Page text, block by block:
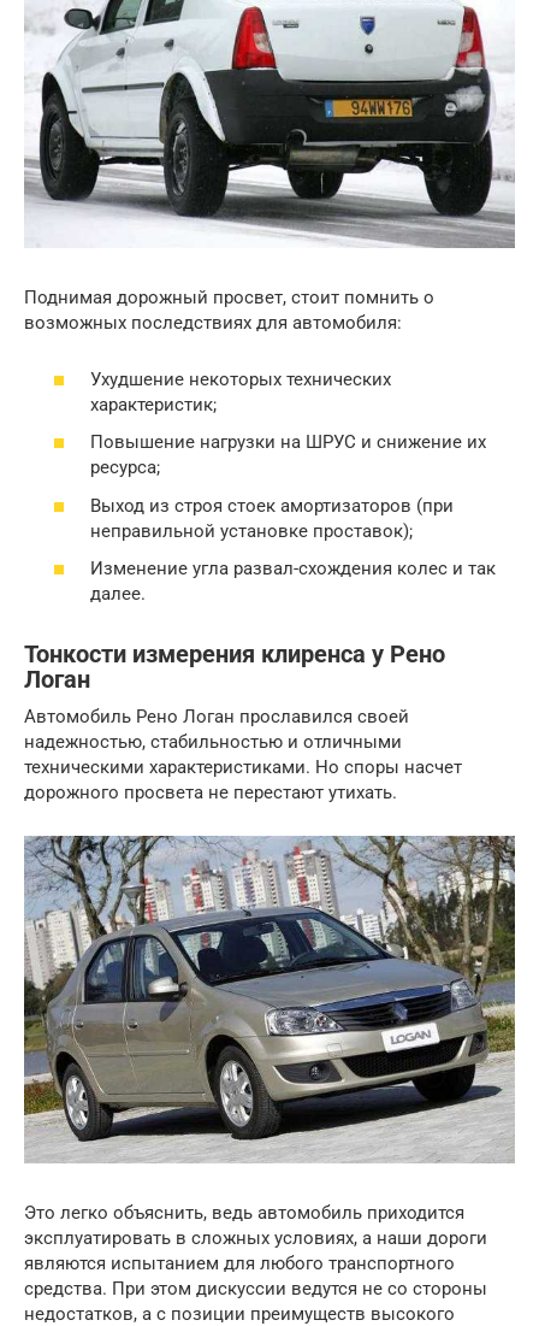
Поднимая дорожный просвет, стоит помнить о
возможных последствиях для автомобиля:
Ухудшение некоторых технических
характеристик;
Повышение нагрузки на ШРУС и снижение их
ресурса;
Выход из строя стоек амортизаторов (при
неправильной установке проставок);
Изменение угла развал-схождения колес и так
далее.
Тонкости измерения клиренса у Рено
Логан
Автомобиль Рено Логан прославился своей
надежностью, стабильностью и отличными
техническими характеристиками. Но споры насчет
дорожного просвета не перестают утихать.
Это легко объяснить, ведь автомобиль приходится
эксплуатировать в сложных условиях, а наши дороги
являются испытанием для любого транспортного
средства. При этом дискуссии ведутся не со стороны
недостатков, а с позиции преимуществ высокого